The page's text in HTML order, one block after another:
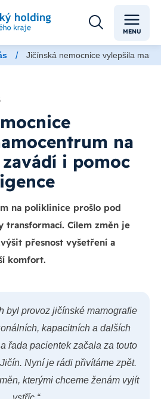
MENU
/ Jičínská nemocnice vylepšila
na
i pomoc
na poliklinice prošlo pod
transformací. Cílem změn je
přesnost vyšetření a
komfort.
byl provoz jičínské mamografie
kapacitních a dalších
řada pacientek začala za touto
Nyní je rádi přivítáme zpět.
kterými chceme ženám vyjít